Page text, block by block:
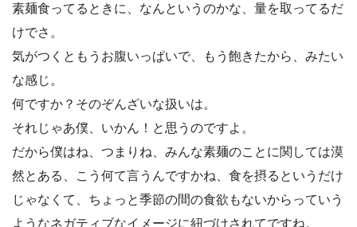
素麺食ってるときに、なんというのかな、量を取ってるだ
けでさ。
気がつくともうお腹いっぱいで、もう飽きたから、みたい
な感じ。
何ですか？そのぞんざいな扱いは。
それじゃあ僕、いかん！と思うのですよ。
だから僕はね、つまりね、みんな素麺のことに関しては漠
然とある、こう何て言うんですかね、食を摂るというだけ
じゃなくて、ちょっと季節の間の食欲もないからっていう
ようなネガティブなイメージに紐づけされてですね。